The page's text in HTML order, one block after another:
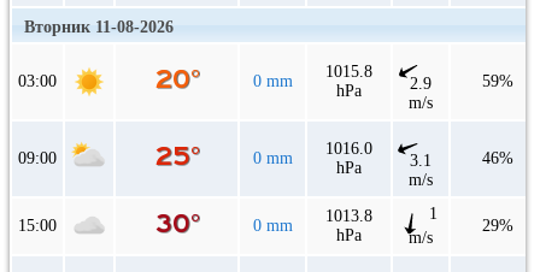
Вторник 11-08-2026
03:00 0 mm
1015.8
hPa
2.9
m/s
59%
09:00 0 mm
1016.0
hPa
3.1
m/s
46%
15:00 0 mm
1013.8
hPa
1
m/s
29%